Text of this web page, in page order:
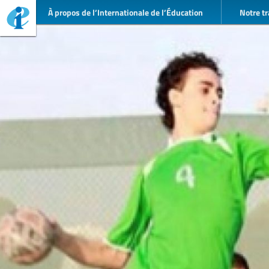
À propos de l’Internationale de l’Éducation Notre